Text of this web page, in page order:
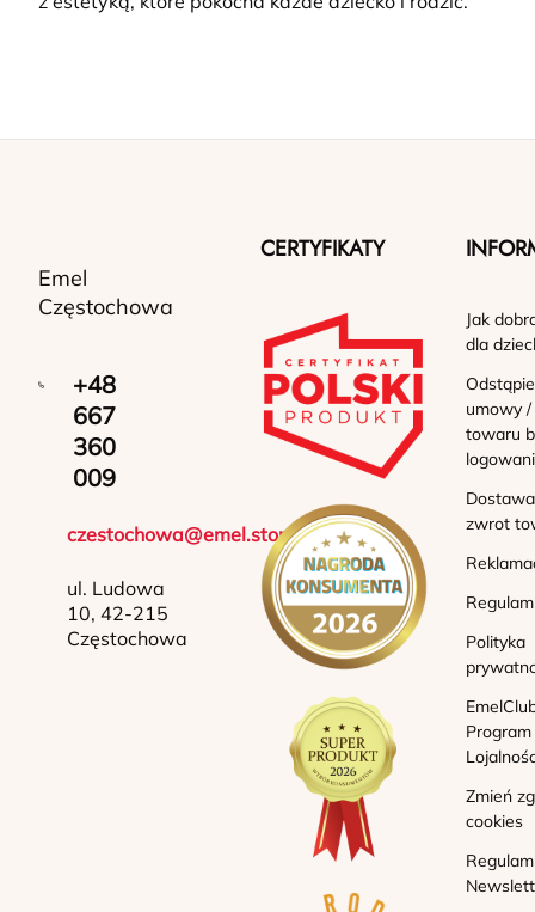
Emel
Częstochowa
+48
667
360
009
czestochowa@emel.store
ul. Ludowa
10, 42-215
Częstochowa
CERTYFIKATY
Jak
dla
umowy
towaru
zwrot
Polityka
Program
Zmień
cookies